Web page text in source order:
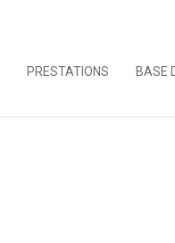
PRESTATIONS BASE